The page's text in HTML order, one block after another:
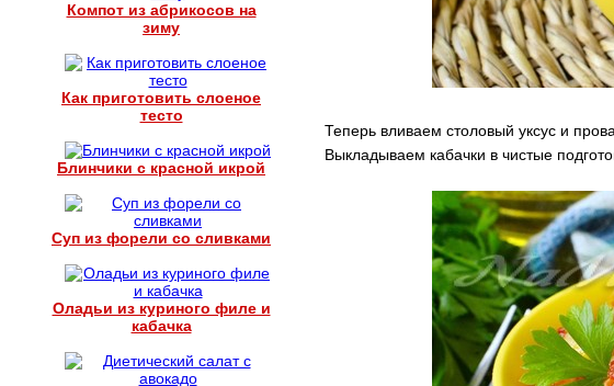
Компот из абрикосов на
зиму
Как приготовить слоеное
тесто
Блинчики с красной икрой
Суп из форели со сливками
Оладьи из куриного филе и
кабачка
Теперь вливаем столовый уксус и
Выкладываем кабачки в чистые